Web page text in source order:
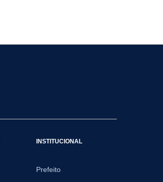
INSTITUCIONAL
Prefeito